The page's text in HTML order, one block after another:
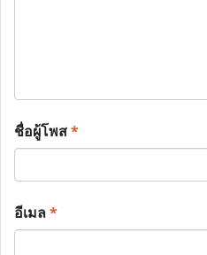
ชื่อผู้โพส*
อีเมล*